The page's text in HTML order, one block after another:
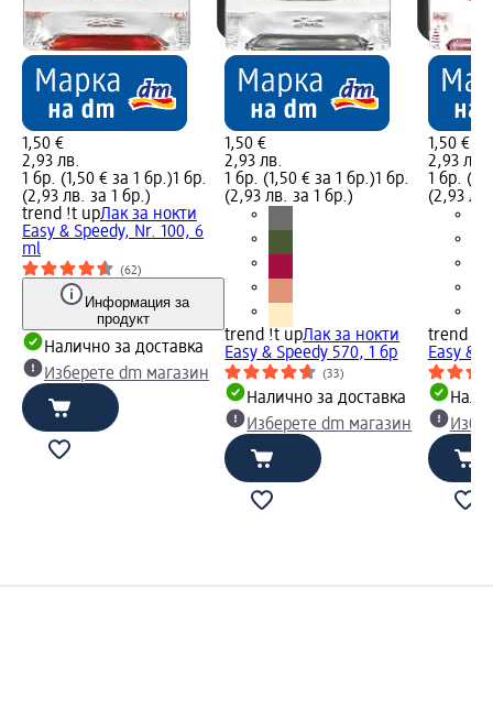
1,50 €
2,93 лв.
1 бр. (1,50 € за 1 бр.)1 бр.
(2,93 лв. за 1 бр.)
trend !t upЛак за нокти
Easy & Speedy, Nr. 100, 6
ml
(62)
Информация за
продукт
Налично за доставка
Изберете dm магазин
1,50 €
2,93 лв.
1 бр. (1,50 € за 1 бр.)1 бр.
(2,93 лв. за 1 бр.)
trend !t upЛак за нокти
Easy & Speedy 570, 1 бр
(33)
Налично за доставка
Изберете dm магазин
1,50 €
2,93 лв.
1 бр.
(2,93
trend !t
Easy &